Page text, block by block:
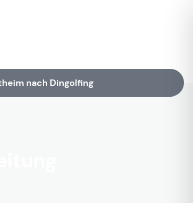
nach Dingolfing